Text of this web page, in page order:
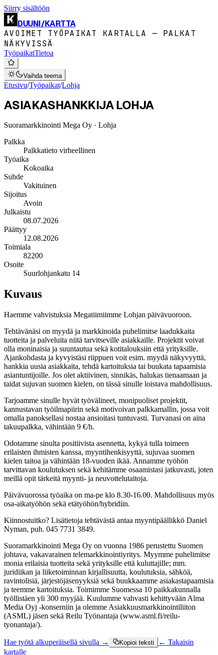
Siirry sisältöön
DUUNI/KARTTA
AVOIMET TYÖPAIKAT KARTALLA — PALKAT
NÄKYVISSÄ
TyöpaikatTietoa
Vaihda teema
Etusivu/Työpaikat/Lohja
ASIAKASHANKKIJA LOHJA
Suoramarkkinointi Mega Oy · Lohja
Palkka
Palkkatieto virheellinen
Työaika
Kokoaika
Suhde
Vakituinen
Sijoitus
Avoin
Julkaistu
08.07.2026
Päättyy
12.08.2026
Toimiala
82200
Osoite
Suurlohjankatu 14
Kuvaus
Haemme vahvistuksia Megatiimiimme Lohjan päivävuoroon.
Tehtävänäsi on myydä ja markkinoida puhelimitse laadukkaita
tuotteita ja palveluita niitä tarvitseville asiakkaille. Projektit voivat
olla moninaisia ja suuntautua sekä kotitalouksiin että yrityksille.
Ajankohdasta ja kyvyistäsi riippuen voit esim. myydä näkyvyyttä,
hankkia uusia asiakkaita, tehdä kartoituksia tai buukata tapaamisia
asiantuntijoille. Jos olet aktiivinen, sinnikäs, halukas tienaamaan ja
taidat sujuvan suomen kielen, on tässä sinulle loistava mahdollisuus.
Tarjoamme sinulle hyvät työvälineet, monipuoliset projektit,
kannustavan työilmapiirin sekä motivoivan palkkamallin, jossa voit
omalla panoksellasi nostaa ansioitasi tuntuvasti. Turvanasi on aina
takuupalkka, vähintään 9 €/h.
Odotamme sinulta positiivista asennetta, kykyä tulla toimeen
erilaisten ihmisten kanssa, myyntihenkisyyttä, sujuvaa suomen
kielen taitoa ja vähintään 18-vuoden ikää. Annamme työhön
tarvittavan koulutuksen sekä kehitämme osaamistasi jatkuvasti, joten
meillä opit tärkeitä myynti- ja neuvottelutaitoja.
Päivävuorossa työaika on ma-pe klo 8.30-16.00. Mahdollisuus myös
osa-aikatyöhön sekä etätyöhön/hybridiin.
Kiinnostuitko? Lisätietoja tehtävästä antaa myyntipäällikkö Daniel
Nyman, puh. 045 7731 3849.
Suoramarkkinointi Mega Oy on vuonna 1986 perustettu Suomen
johtava, vakavarainen telemarkkinointiyritys. Myymme puhelimitse
monia erilaisia tuotteita sekä yrityksille että kuluttajille; mm.
juridiikan ja liiketoiminnan kirjallisuutta, koulutuksia, sähköä,
ravintolisiä, järjestöjäsenyyksiä sekä buukkaamme asiakastapaamisia
ja teemme kartoituksia. Toimimme Suomessa 10 paikkakunnalla
työllistäen yli 300 myyjää. Kuulumme vahvasti kehittyvään Alma
Media Oyj -konserniin ja olemme Asiakkuusmarkkinointiliiton
(ASML) jäsen sekä Reilu Työnantaja (www.asml.fi/reilu-
tyonantaja/).
Hae työtä alkuperäisellä sivulla → Kopioi teksti
← Takaisin
kartalle